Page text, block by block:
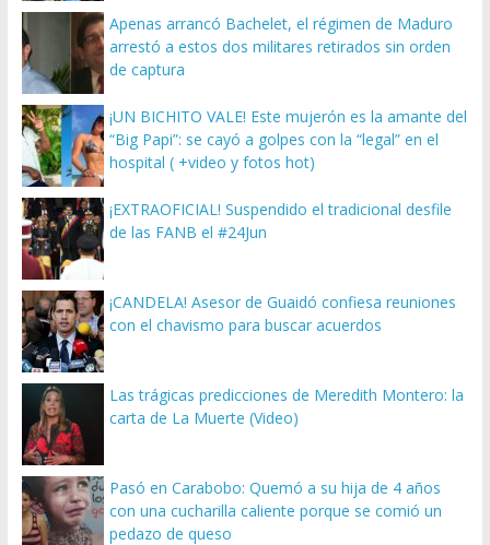
Apenas arrancó Bachelet, el régimen de Maduro
arrestó a estos dos militares retirados sin orden
de captura
¡UN BICHITO VALE! Este mujerón es la amante del
“Big Papi”: se cayó a golpes con la “legal” en el
hospital ( +video y fotos hot)
¡EXTRAOFICIAL! Suspendido el tradicional desfile
de las FANB el #24Jun
¡CANDELA! Asesor de Guaidó confiesa reuniones
con el chavismo para buscar acuerdos
Las trágicas predicciones de Meredith Montero: la
carta de La Muerte (Video)
Pasó en Carabobo: Quemó a su hija de 4 años
con una cucharilla caliente porque se comió un
pedazo de queso